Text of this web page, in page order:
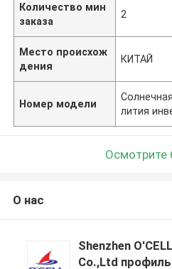
Количество мин
заказа
2
Место происхож
дения
КИТАЙ
Номер модели
лития
Осмотрите
О нас
Shenzhen
Co.,Ltd профиль